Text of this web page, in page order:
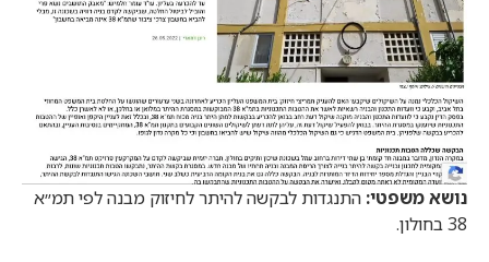
נושא משפטי: התנגדות לבקשה להיתר לחיזוק מבנה לפי תמ״א
38 בחולון.